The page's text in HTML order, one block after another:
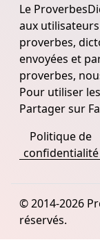
Le
aux
proverbes,
envoyées et
proverbes,
Pour utiliser
Partager sur
Politique de
confidentialité
© 2014-2026
réservés.